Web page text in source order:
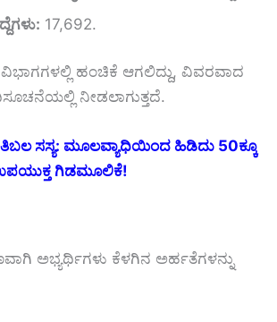
17,692.
ಹಂಚಿಕೆ ಆಗಲಿದ್ದು, ವಿವರವಾದ
ನೀಡಲಾಗುತ್ತದೆ.
ಸಸ್ಯ: ಮೂಲವ್ಯಾಧಿಯಿಂದ ಹಿಡಿದು 50ಕ್ಕೂ
ಗಿಡಮೂಲಿಕೆ!
ಅಭ್ಯರ್ಥಿಗಳು ಕೆಳಗಿನ ಅರ್ಹತೆಗಳನ್ನು